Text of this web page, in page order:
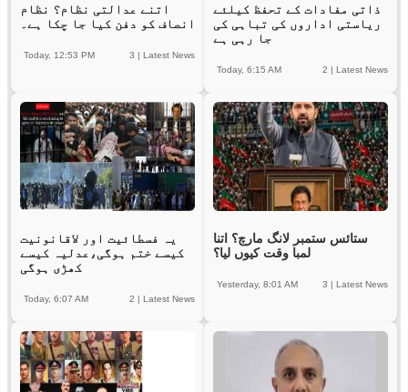
اتنے عدالتی نظام؟ نظام
انصاف کو دفن کیا جا چکا ہے۔
3 | Latest News
Today, 12:53 PM
ذاتی مفادات کے تحفظ کیلئے
ریاستی اداروں کی تباہی کی
جا رہی ہے
2 | Latest News
Today, 6:15 AM
یہ فسطائیت اور لاقانونیت
کیسے ختم ہوگی،عدلیہ کیسے
کھڑی ہوگی
2 | Latest News
Today, 6:07 AM
ستائس ستمبر لانگ مارچ؟ اتنا
لمبا وقت کیوں لیا؟
3 | Latest News
Yesterday, 8:01 AM